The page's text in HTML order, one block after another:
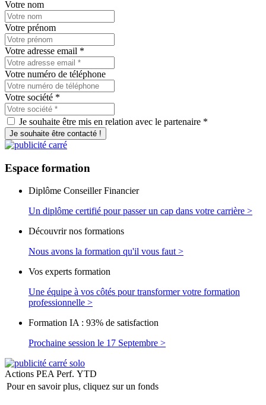
Votre nom
Votre prénom
Votre adresse email *
Votre numéro de téléphone
Votre société *
Je souhaite être mis en relation avec le partenaire *
Je souhaite être contacté !
Espace formation
Diplôme Conseiller Financier
Un diplôme certifié pour passer un cap dans votre carrière >
Découvrir nos formations
Nous avons la formation qu'il vous faut >
Vos experts formation
Une équipe à vos côtés pour transformer votre formation
professionnelle >
Formation IA : 93% de satisfaction
Prochaine session le 17 Septembre >
Actions PEA Perf. YTD
Pour en savoir plus, cliquez sur un fonds